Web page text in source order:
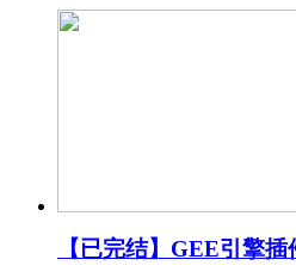
【已完结】GEE引擎